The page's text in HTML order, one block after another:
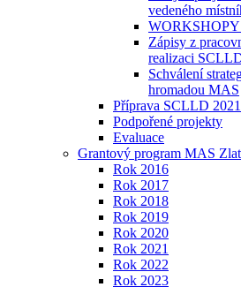
vedeného
Zápisy z
realizaci
Schválení
hromadou MAS
Příprava SCLLD
Podpořené projekty
Evaluace
Grantový program MAS
Rok 2016
Rok 2017
Rok 2018
Rok 2019
Rok 2020
Rok 2021
Rok 2022
Rok 2023